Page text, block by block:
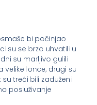
bi počinjao
su se brzo uhvatili u
su marljivo gulili
velike lonce, drugi su
treći bili zaduženi
posluživanje